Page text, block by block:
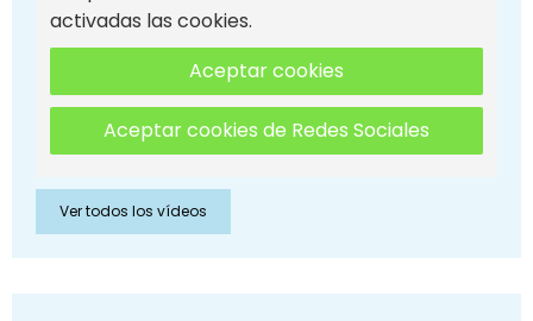
activadas las cookies.
Aceptar cookies
Aceptar cookies de Redes Sociales
Ver todos los vídeos